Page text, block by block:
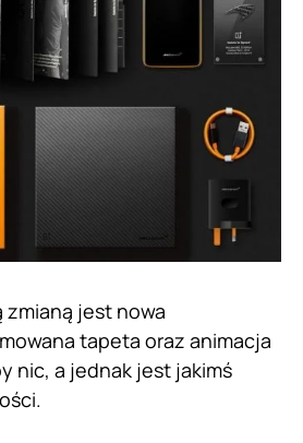
zmianą jest nowa
tapeta oraz animacja
nic, a jednak jest jakimś